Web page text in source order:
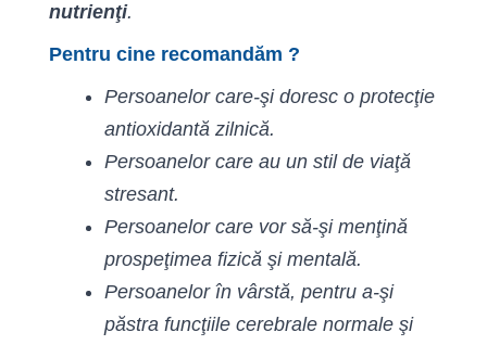
nutrienţi.
Pentru cine recomandăm ?
Persoanelor care-şi doresc o protecţie
antioxidantă zilnică.
Persoanelor care au un stil de viaţă
stresant.
Persoanelor care vor să-şi menţină
prospeţimea fizică şi mentală.
Persoanelor în vârstă, pentru a-şi
păstra funcţiile cerebrale normale şi